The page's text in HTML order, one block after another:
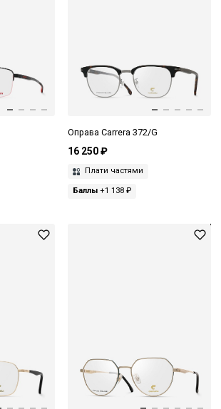
Оправа Carrera 372/G
16 250 ₽
Плати частями
Баллы+1 138 ₽